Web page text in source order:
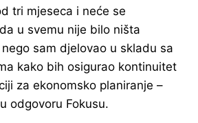
tri mjeseca i neće se
u svemu nije bilo ništa
sam djelovao u skladu sa
kako bih osigurao kontinuitet
za ekonomsko planiranje –
odgovoru Fokusu.